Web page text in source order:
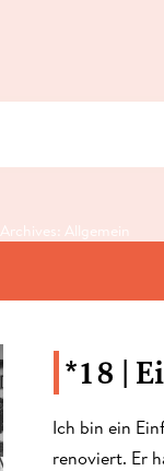
Archives: Allgemein
*18 |
​Ich bin ein
renoviert. Er